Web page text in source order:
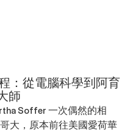
：從電腦科學到阿育
師
Soffer 一次偶然的相
大，原本前往美國愛荷華